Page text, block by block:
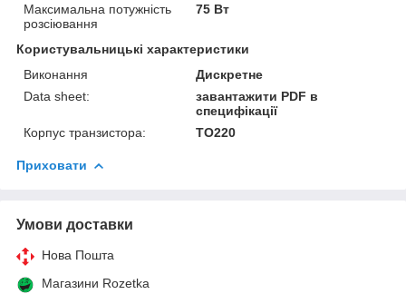
Максимальна потужність
розсіювання
75 Вт
Користувальницькі характеристики
Виконання
Дискретне
Data sheet:
завантажити PDF в
специфікації
Корпус транзистора:
ТО220
Приховати
Умови доставки
Нова Пошта
Магазини Rozetka